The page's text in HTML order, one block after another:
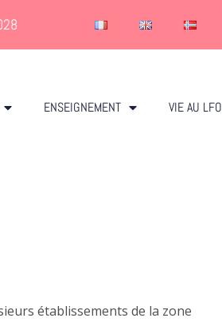
ENSEIGNEMENT VIE AU LFO
établissements de la zone